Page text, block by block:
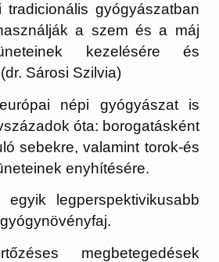
gyógyászatban
a szem és a máj
kezelésére és
Sárosi Szilvia)
népi gyógyászat is
óta: borogatásként
sebekre, valamint torok-és
enyhítésére.
legperspektivikusabb
megbetegedések